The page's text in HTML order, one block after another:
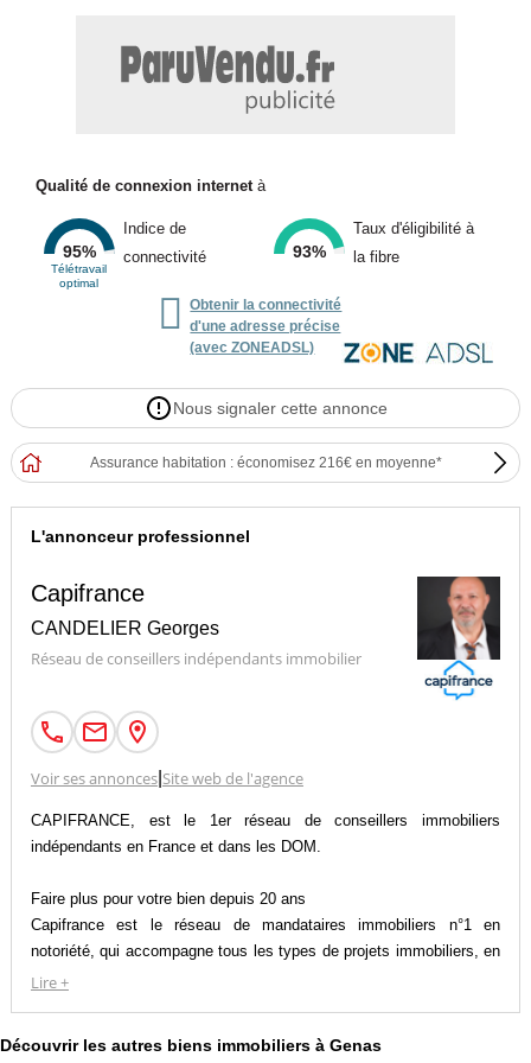
Qualité de connexion internetà
95%
Télétravail
optimal
Indice de
connectivité
93%
Taux d'éligibilité à
la fibre

Obtenir la connectivité
d'une adresse précise
(avec ZONEADSL)
Nous signaler cette annonce
Assurance habitation : économisez 216€ en moyenne*
L'annonceur professionnel
Capifrance
CANDELIER Georges
Réseau de conseillers indépendants immobilier
Voir ses annonces| Site web de l'agence
CAPIFRANCE, est le 1er réseau de conseillers immobiliers
indépendants en France et dans les DOM.
Faire plus pour votre bien depuis 20 ans
Capifrance est le réseau de mandataires immobiliers n°1 en
notoriété, qui accompagne tous les types de projets immobiliers, en
résidentiel comme en professionnel, dans l’ancien comme dans le
Lire +
Découvrir les autres biens immobiliers à Genas